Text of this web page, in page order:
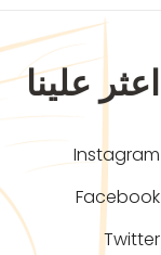
اعثر علينا
Instagram
Facebook
Twitter